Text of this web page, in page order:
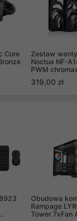
Core
Zestaw
Noctua NF-
PWM
Push Pull
319,00 zł
Obudowa
Rampage
Tower 7xFan